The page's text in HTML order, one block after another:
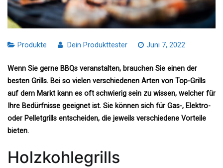
Produkte Dein Produkttester Juni 7, 2022
Wenn Sie gerne BBQs veranstalten, brauchen Sie einen der
besten Grills. Bei so vielen verschiedenen Arten von Top-Grills
auf dem Markt kann es oft schwierig sein zu wissen, welcher für
Ihre Bedürfnisse geeignet ist. Sie können sich für Gas-, Elektro-
oder Pelletgrills entscheiden, die jeweils verschiedene Vorteile
bieten.
Holzkohlegrills